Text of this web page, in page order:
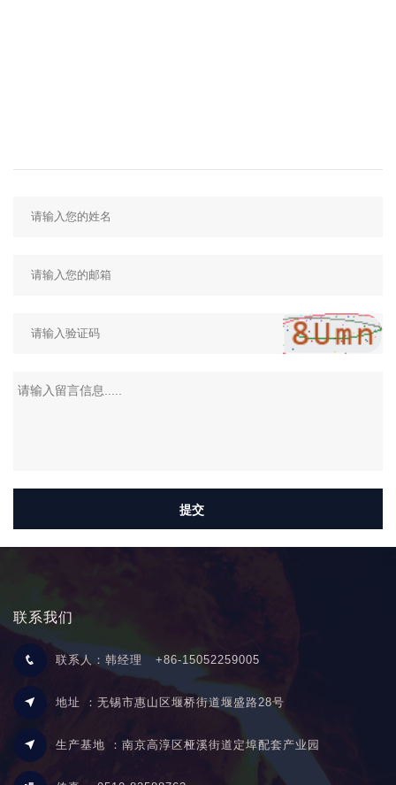
联系我们
联系人：韩经理 +86-15052259005
地址 ：无锡市惠山区堰桥街道堰盛路28号
生产基地 ：南京高淳区桠溪街道定埠配套产业园